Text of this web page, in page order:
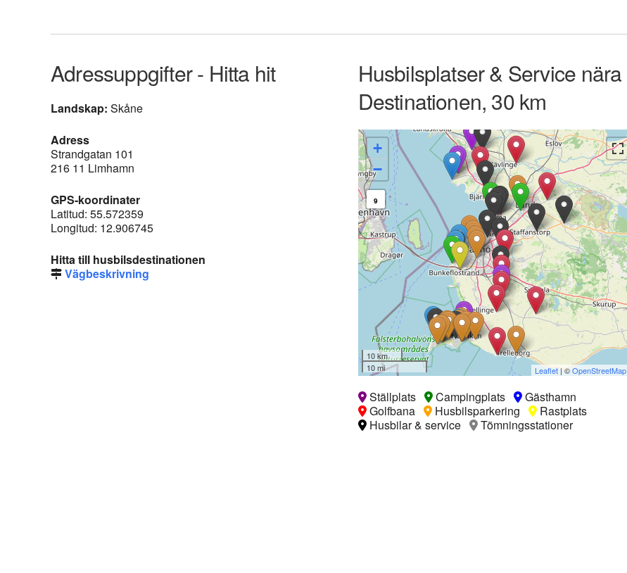
Adressuppgifter - Hitta hit
Landskap: Skåne
Adress
Strandgatan 101
216 11 Limhamn
GPS-koordinater
Latitud: 55.572359
Longitud: 12.906745
Hitta till husbilsdestinationen
Vägbeskrivning
Husbilsplatser & Service nära
Destinationen, 30 km
+
−
9
10 km
10 mi
Leaflet| ©OpenStreetMap
Ställplats Campingplats
Gästhamn
Golfbana
Husbilsparkering
Rastplats
Husbilar & service
Tömningsstationer